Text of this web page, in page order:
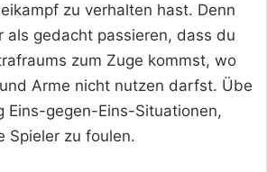
zu verhalten hast. Denn
als gedacht passieren, dass du
zum Zuge kommst, wo
Arme nicht nutzen darfst. Übe
Eins-gegen-Eins-Situationen,
Spieler zu foulen.